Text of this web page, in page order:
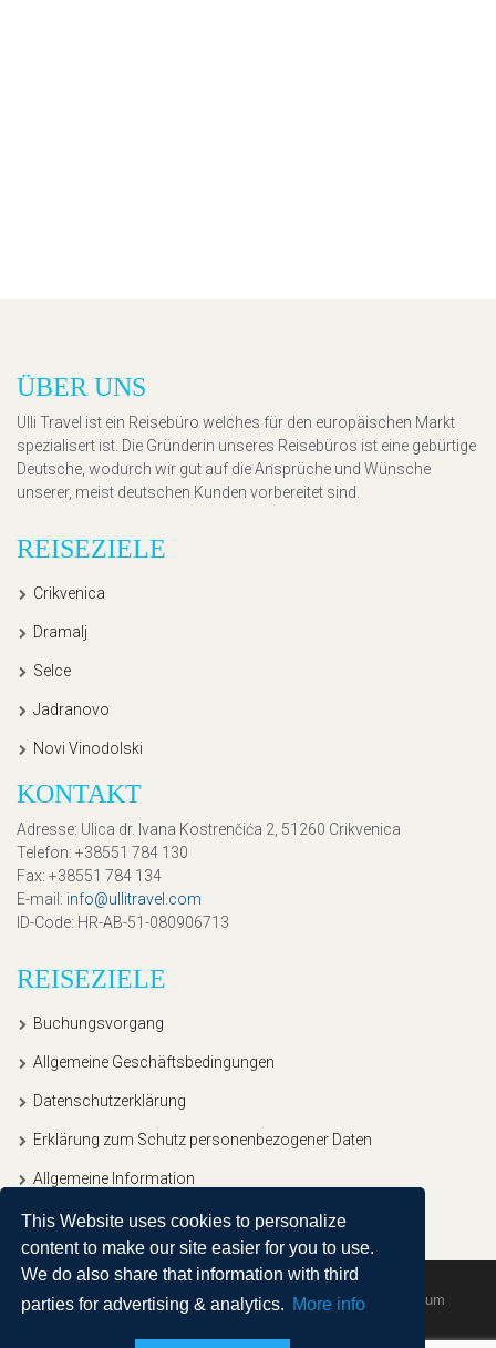
This Website uses cookies to personalize
content to make our site easier for you to use.
We do also share that information with third
parties for advertising & analytics. More info
ÜBER UNS
Ulli Travel ist ein Reisebüro welches für den europäischen Markt
spezialisert ist. Die Gründerin unseres Reisebüros ist eine gebürtige
Deutsche, wodurch wir gut auf die Ansprüche und Wünsche
unserer, meist deutschen Kunden vorbereitet sind.
REISEZIELE
Crikvenica
Dramalj
Selce
Jadranovo
Novi Vinodolski
KONTAKT
Adresse: Ulica dr. Ivana Kostrenčića 2, 51260 Crikvenica
Telefon: +38551 784 130
Fax: +38551 784 134
E-mail : info@ullitravel.com
ID-Code: HR-AB-51-080906713
REISEZIELE
Buchungsvorgang
Allgemeine Geschäftsbedingungen
Datenschutzerklärung
Erklärung zum Schutz personenbezogener Daten
Allgemeine Information
Copyright © 2020, Ullitravel |Sitemap| Powered by Agendum